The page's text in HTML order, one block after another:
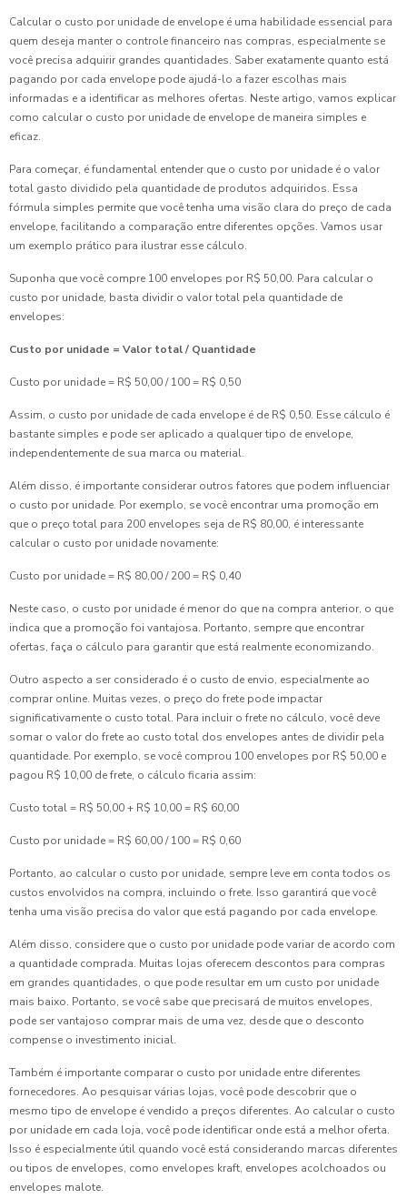
Calcular o custo por unidade de envelope é uma habilidade essencial para
quem deseja manter o controle financeiro nas compras, especialmente se
você precisa adquirir grandes quantidades. Saber exatamente quanto está
pagando por cada envelope pode ajudá-lo a fazer escolhas mais
informadas e a identificar as melhores ofertas. Neste artigo, vamos explicar
como calcular o custo por unidade de envelope de maneira simples e
eficaz.
Para começar, é fundamental entender que o custo por unidade é o valor
total gasto dividido pela quantidade de produtos adquiridos. Essa
fórmula simples permite que você tenha uma visão clara do preço de cada
envelope, facilitando a comparação entre diferentes opções. Vamos usar
um exemplo prático para ilustrar esse cálculo.
Suponha que você compre 100 envelopes por R$ 50,00. Para calcular o
custo por unidade, basta dividir o valor total pela quantidade de
envelopes:
Custo por unidade = Valor total / Quantidade
Custo por unidade = R$ 50,00 / 100 = R$ 0,50
Assim, o custo por unidade de cada envelope é de R$ 0,50. Esse cálculo é
bastante simples e pode ser aplicado a qualquer tipo de envelope,
independentemente de sua marca ou material.
Além disso, é importante considerar outros fatores que podem influenciar
o custo por unidade. Por exemplo, se você encontrar uma promoção em
que o preço total para 200 envelopes seja de R$ 80,00, é interessante
calcular o custo por unidade novamente:
Custo por unidade = R$ 80,00 / 200 = R$ 0,40
Neste caso, o custo por unidade é menor do que na compra anterior, o que
indica que a promoção foi vantajosa. Portanto, sempre que encontrar
ofertas, faça o cálculo para garantir que está realmente economizando.
Outro aspecto a ser considerado é o custo de envio, especialmente ao
comprar online. Muitas vezes, o preço do frete pode impactar
significativamente o custo total. Para incluir o frete no cálculo, você deve
somar o valor do frete ao custo total dos envelopes antes de dividir pela
quantidade. Por exemplo, se você comprou 100 envelopes por R$ 50,00 e
pagou R$ 10,00 de frete, o cálculo ficaria assim:
Custo total = R$ 50,00 + R$ 10,00 = R$ 60,00
Custo por unidade = R$ 60,00 / 100 = R$ 0,60
Portanto, ao calcular o custo por unidade, sempre leve em conta todos os
custos envolvidos na compra, incluindo o frete. Isso garantirá que você
tenha uma visão precisa do valor que está pagando por cada envelope.
Além disso, considere que o custo por unidade pode variar de acordo com
a quantidade comprada. Muitas lojas oferecem descontos para compras
em grandes quantidades, o que pode resultar em um custo por unidade
mais baixo. Portanto, se você sabe que precisará de muitos envelopes,
pode ser vantajoso comprar mais de uma vez, desde que o desconto
compense o investimento inicial.
Também é importante comparar o custo por unidade entre diferentes
fornecedores. Ao pesquisar várias lojas, você pode descobrir que o
mesmo tipo de envelope é vendido a preços diferentes. Ao calcular o custo
por unidade em cada loja, você pode identificar onde está a melhor oferta.
Isso é especialmente útil quando você está considerando marcas diferentes
ou tipos de envelopes, como envelopes kraft, envelopes acolchoados ou
envelopes malote.